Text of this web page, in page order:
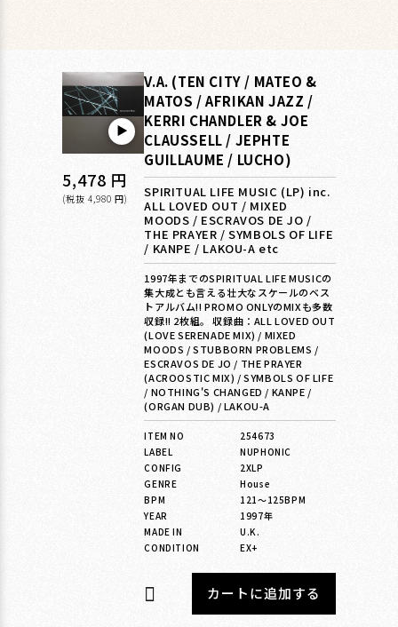
▶︎
通
常
5,478 円
(税抜 4,980 円)
V.A. (TEN CITY / MATEO &
MATOS / AFRIKAN JAZZ /
KERRI CHANDLER & JOE
CLAUSSELL / JEPHTE
GUILLAUME / LUCHO)
SPIRITUAL LIFE MUSIC (LP) inc.
ALL LOVED OUT / MIXED
MOODS / ESCRAVOS DE JO /
THE PRAYER / SYMBOLS OF LIFE
/ KANPE / LAKOU-A etc
1997年までのSPIRITUAL LIFE MUSICの
集大成とも言える壮大なスケールのベス
トアルバム!! PROMO ONLYのMIXも多数
収録!! 2枚組。 収録曲：ALL LOVED OUT
(LOVE SERENADE MIX) / MIXED
MOODS / STUBBORN PROBLEMS /
ESCRAVOS DE JO / THE PRAYER
(ACROOSTIC MIX) / SYMBOLS OF LIFE
/ NOTHING'S CHANGED / KANPE /
(ORGAN DUB) / LAKOU-A
ITEM NO
254673
LABEL
NUPHONIC
CONFIG
2XLP
GENRE
House
BPM
121〜125BPM
YEAR
1997年
MADE IN
U.K.
CONDITION
EX+
カートに追加する